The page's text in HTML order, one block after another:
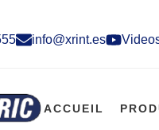
info@xrint.es
ACCUEIL